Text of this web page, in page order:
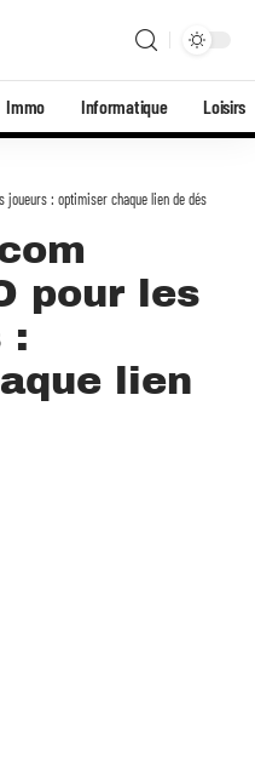
Immo Informatique Loisirs
joueurs : optimiser chaque lien de dés
pour les
:
lien